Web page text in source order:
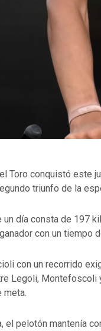
Toro conquistó este
triunfo de la
un día consta de 197
con un tiempo
con un recorrido
Legoli, Montefoscoli
meta.
el pelotón mantenía